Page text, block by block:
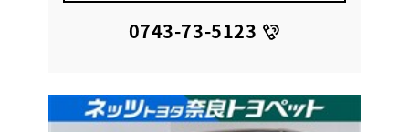
0743-73-5123